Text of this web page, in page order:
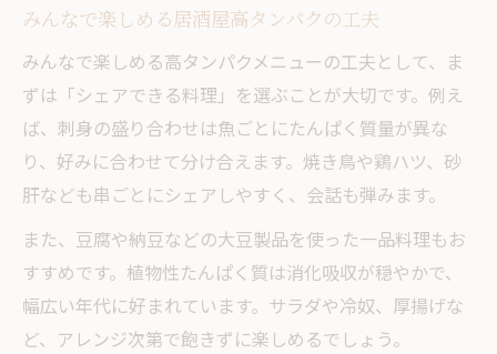
みんなで楽しめる居酒屋高タンパクの工夫
みんなで楽しめる高タンパクメニューの工夫として、ま
ずは「シェアできる料理」を選ぶことが大切です。例え
ば、刺身の盛り合わせは魚ごとにたんぱく質量が異な
り、好みに合わせて分け合えます。焼き鳥や鶏ハツ、砂
肝なども串ごとにシェアしやすく、会話も弾みます。
また、豆腐や納豆などの大豆製品を使った一品料理もお
すすめです。植物性たんぱく質は消化吸収が穏やかで、
幅広い年代に好まれています。サラダや冷奴、厚揚げな
ど、アレンジ次第で飽きずに楽しめるでしょう。